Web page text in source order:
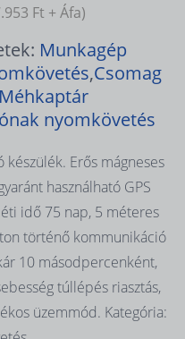
Ft + Áfa)
Munkagép
,Csomag
Méhkaptár
nyomkövetés
Erős mágneses
használható GPS
idő 75 nap, 5 méteres
történő kommunikáció
10 másodpercenként,
túllépés riasztás,
üzemmód. Kategória: